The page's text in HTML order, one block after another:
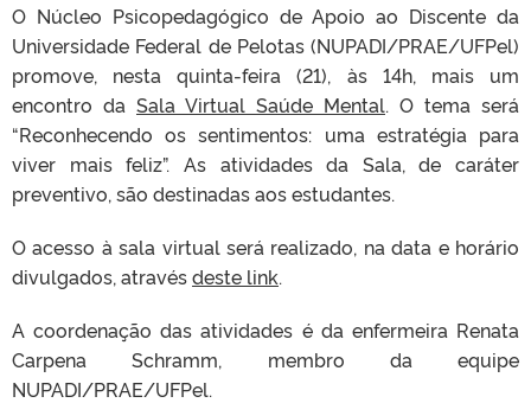
O Núcleo Psicopedagógico de Apoio ao Discente da
Universidade Federal de Pelotas (NUPADI/PRAE/UFPel)
promove, nesta quinta-feira (21), às 14h, mais um
encontro da Sala Virtual Saúde Mental. O tema será
“Reconhecendo os sentimentos: uma estratégia para
viver mais feliz”. As atividades da Sala, de caráter
preventivo, são destinadas aos estudantes.
O acesso à sala virtual será realizado, na data e horário
divulgados, atravésdeste link.
A coordenação das atividades é da enfermeira Renata
Carpena Schramm, membro da equipe
NUPADI/PRAE/UFPel.